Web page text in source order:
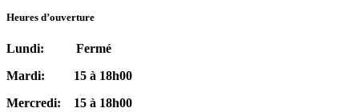
Heures d’ouverture
Lundi: Fermé
Mardi: 15 à 18h00
Mercredi: 15 à 18h00